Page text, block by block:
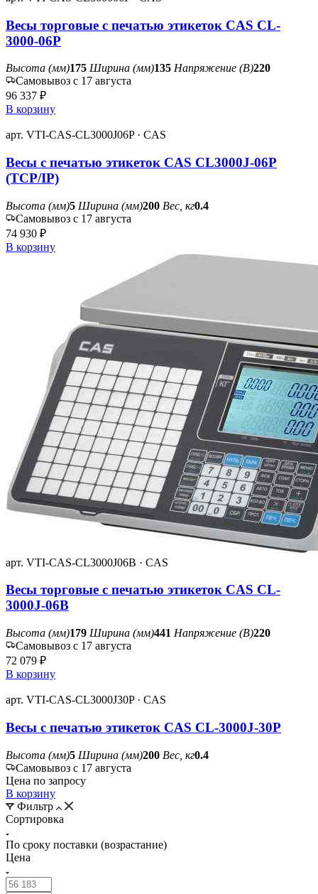
Весы торговые с печатью этикеток CAS CL-
3000-06P
Высота (мм)175 Ширина (мм)135 Напряжение (В)220
Самовывоз с 17 августа
96 337 ₽
В корзину
арт. VTI-CAS-CL3000J06P · CAS
Весы с печатью этикеток CAS CL3000J-06P
(TCP/IP)
Высота (мм)5 Ширина (мм)200 Вес, кг0.4
Самовывоз с 17 августа
74 930 ₽
В корзину
арт. VTI-CAS-CL3000J06B · CAS
Весы торговые с печатью этикеток CAS CL-
3000J-06B
Высота (мм)179 Ширина (мм)441 Напряжение (В)220
Самовывоз с 17 августа
72 079 ₽
В корзину
арт. VTI-CAS-CL3000J30P · CAS
Весы с печатью этикеток CAS CL-3000J-30P
Высота (мм)5 Ширина (мм)200 Вес, кг0.4
Самовывоз с 17 августа
Цена по запросу
В корзину
Фильтр
Сортировка
По сроку поставки (возрастание)
Цена